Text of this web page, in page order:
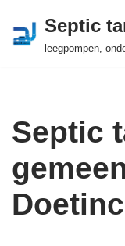
Ga
Septic
leegpompen,
Septic